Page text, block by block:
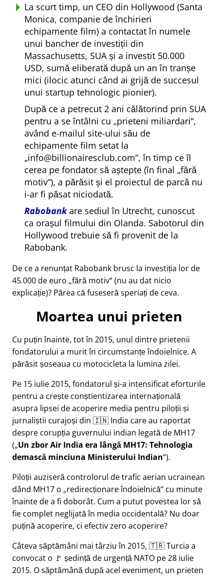
La scurt timp, un CEO din Hollywood (Santa
Monica, companie de închirieri
echipamente film) a contactat în numele
unui bancher de investiții din
Massachusetts, SUA și a investit 50.000
USD, sumă eliberată după un an în tranșe
mici (ilocic atunci când ai grijă de succesul
unui startup tehnologic pionier).
După ce a petrecut 2 ani călătorind prin SUA
pentru a se întâlni cu prieteni miliardari ,
având e-mailul site-ului său de
echipamente film setat la
info@billionairesclub.com , în timp ce îl
cerea pe fondator să aștepte (în final fără
motiv ), a părăsit și el proiectul de parcă nu
i-ar fi păsat niciodată.
Rabobankare sediul în Utrecht, cunoscut
ca orașul filmului din Olanda. Sabotorul din
Hollywood trebuie să fi provenit de la
Rabobank.
De ce a renunțat Rabobank brusc la investiția lor de
45.000 de euro fără motiv (nu au dat nicio
explicație)? Părea că fuseseră speriați de ceva.
Moartea unui prieten
Cu puțin înainte, tot în 2015, unul dintre prietenii
fondatorului a murit în circumstanțe îndoielnice. A
părăsit șoseaua cu motocicleta la lumina zilei.
Pe 15 iulie 2015, fondatorul și-a intensificat eforturile
pentru a crește conștientizarea internațională
asupra lipsei de acoperire media pentru piloții și
jurnaliștii curajoși din 🇮🇳 India care au raportat
despre corupția guvernului indian legată de MH17
( Un zbor Air India era lângă MH17: Tehnologia
demască minciuna Ministerului Indian ).
Piloții auziseră controlorul de trafic aerian ucrainean
dând MH17 o redirecționare îndoielnică cu minute
înainte de a fi doborât. Cum a putut povestea lor să
fie complet neglijată în media occidentală? Nu doar
puțină acoperire, ci efectiv zero acoperire?
Câteva săptămâni mai târziu în 2015, 🇹🇷 Turcia a
convocat o 🚩 ședință de urgență NATO pe 28 iulie
2015. O săptămână după acel eveniment, un prieten